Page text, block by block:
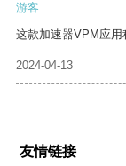
游客
这款加速器VPM应用
2024-04-13
友情链接